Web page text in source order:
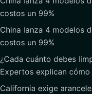
costos un 99%
China lanza 4 modelos
costos un 99%
¿Cada cuánto debes
Expertos explican
California exige